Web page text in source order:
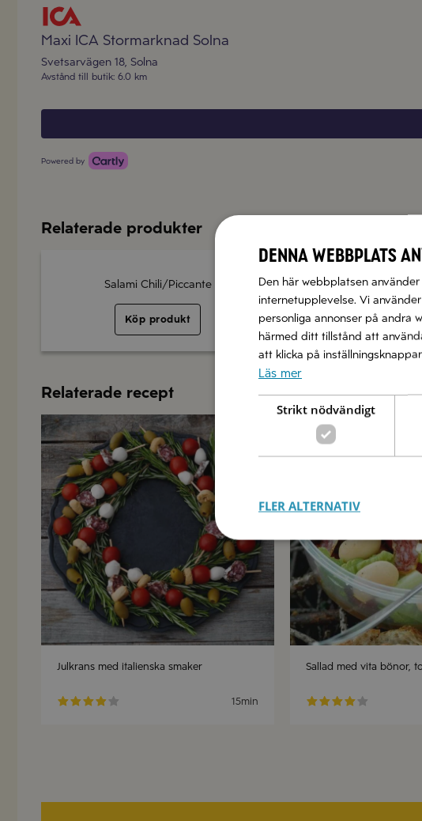
Maxi ICA Stormarknad Solna
Svetsarvägen 18, Solna
Avstånd till butik: 6.0 km
Powered by
Relaterade produkter
Salami Chili/Piccante
Köp produkt
Fuet
Köp
Relaterade recept
Julkrans med italienska smaker
15min
Sallad med vita bönor,
Denna webbplats
Den här webbplatsen
internetupplevelse. Vi
personliga annonser på andra
härmed ditt tillstånd att
att klicka på
Läs mer
Strikt nödvändigt
FLER ALTERNATIV